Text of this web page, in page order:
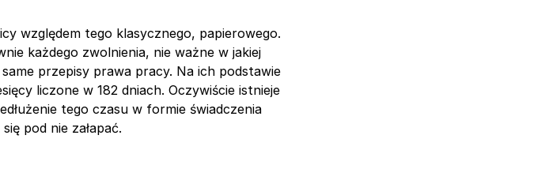
względem tego klasycznego, papierowego.
każdego zwolnienia, nie ważne w jakiej
przepisy prawa pracy. Na ich podstawie
liczone w 182 dniach. Oczywiście istnieje
tego czasu w formie świadczenia
pod nie załapać.